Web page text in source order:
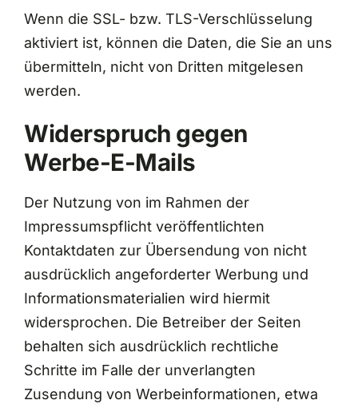
Wenn die SSL- bzw. TLS-Verschlüsselung
aktiviert ist, können die Daten, die Sie an uns
übermitteln, nicht von Dritten mitgelesen
werden.
Widerspruch gegen
Werbe-E-Mails
Der Nutzung von im Rahmen der
Impressumspflicht veröffentlichten
Kontaktdaten zur Übersendung von nicht
ausdrücklich angeforderter Werbung und
Informationsmaterialien wird hiermit
widersprochen. Die Betreiber der Seiten
behalten sich ausdrücklich rechtliche
Schritte im Falle der unverlangten
Zusendung von Werbeinformationen, etwa